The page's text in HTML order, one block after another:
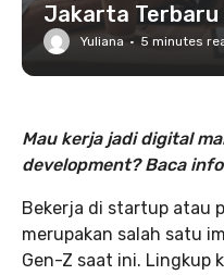
Jakarta Terbaru
Yuliana · 5 minutes
Mau kerja jadi digital
development? Baca
Bekerja di startup atau
merupakan salah satu
Gen-Z saat ini. Lingkup